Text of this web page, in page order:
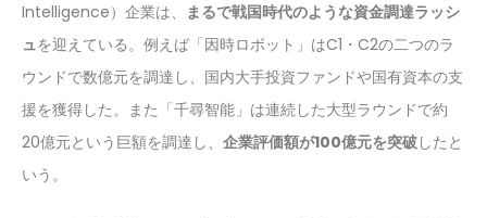
Intelligence）企業は、 まるで戦国時代のような資金調達ラッシ
ュを迎えている。例えば「因時ロボット」はC1・C2の二つのラ
ウンドで数億元を調達し、国内大手投資ファンドや国有資本の支
援を獲得した。また「千尋智能」は連続した大型ラウンドで約
20億元という巨額を調達し、 企業評価額が100億元を突破したと
いう。